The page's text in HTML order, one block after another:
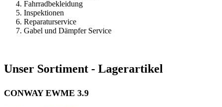
Fahrradbekleidung
Inspektionen
Reparaturservice
Gabel und Dämpfer Service
Unser Sortiment - Lagerartikel
CONWAY EWME 3.9